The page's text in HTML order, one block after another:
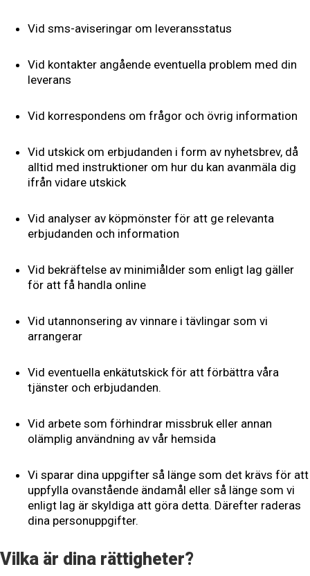
Vid sms-aviseringar om leveransstatus
Vid kontakter angående eventuella problem med din
leverans
Vid korrespondens om frågor och övrig information
Vid utskick om erbjudanden i form av nyhetsbrev, då
alltid med instruktioner om hur du kan avanmäla dig
ifrån vidare utskick
Vid analyser av köpmönster för att ge relevanta
erbjudanden och information
Vid bekräftelse av minimiålder som enligt lag gäller
för att få handla online
Vid utannonsering av vinnare i tävlingar som vi
arrangerar
Vid eventuella enkätutskick för att förbättra våra
tjänster och erbjudanden.
Vid arbete som förhindrar missbruk eller annan
olämplig användning av vår hemsida
Vi sparar dina uppgifter så länge som det krävs för att
uppfylla ovanstående ändamål eller så länge som vi
enligt lag är skyldiga att göra detta. Därefter raderas
dina personuppgifter.
Vilka är dina rättigheter?